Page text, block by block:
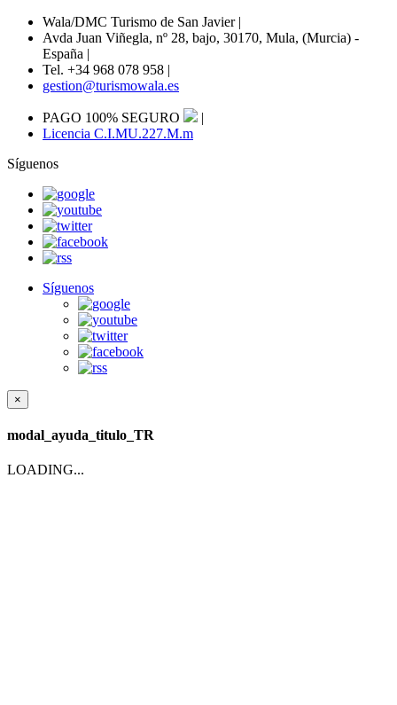
Wala/DMC Turismo de San Javier |
Avda Juan Viñegla, nº 28, bajo, 30170, Mula, (Murcia) -
España |
Tel. +34 968 078 958 |
gestion@turismowala.es
PAGO 100% SEGURO
|
Licencia C.I.MU.227.M.m
Síguenos
Síguenos
×
modal_ayuda_titulo_TR
LOADING...